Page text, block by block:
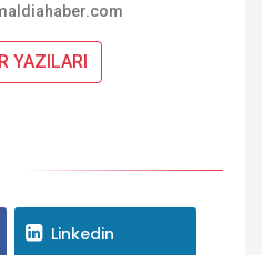
YAZILARI
Linkedin